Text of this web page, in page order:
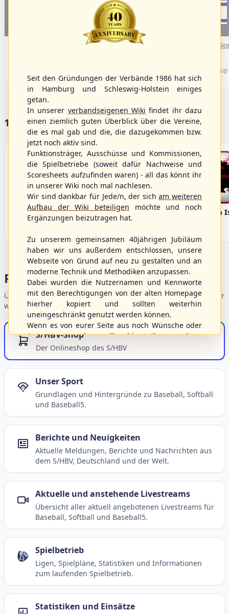
(F)
Box-Score
Germany
WBSC Europe
15:40 Uhr Box-
Championship B Pool 2026 - Group
Spain
17 Vereine im S/HBV
Bargenstedt
Beavers
Elmshorn Alligators Fehmarn
Portalbereiche
Übersicht der Verbandsbereiche – wählen Sie einen Einstieg für
weiterführende Informationen.
S/HBV-Shop
Der Onlineshop des S/HBV
Unser Sport
Grundlagen und Hintergründe zu Baseball, Softball
und Baseball5.
Berichte und Neuigkeiten
Aktuelle Meldungen, Berichte und Nachrichten aus
dem S/HBV, Deutschland und der Welt.
Aktuelle und anstehende Livestreams
Übersicht aller aktuell angebotenen Livestreams für
Baseball, Softball und Baseball5.
Spielbetrieb
Ligen, Spielpläne, Statistiken und Informationen
zum laufenden Spielbetrieb.
Statistiken und Einsätze
Seit den Gründungen der Verbände 1986 hat sich
in Hamburg und Schleswig-Holstein einiges
getan.
In unserer verbandseigenen Wiki findet ihr dazu
einen ziemlich guten Überblick über die Vereine,
die es mal gab und die, die dazugekommen bzw.
jetzt noch aktiv sind.
Funktionsträger, Ausschüsse und Kommissionen,
die Spielbetriebe (soweit dafür Nachweise und
Scoresheets aufzufinden waren) - all das könnt ihr
in unserer Wiki noch mal nachlesen.
Wir sind dankbar für Jede/n, der sicham weiteren
Aufbau der Wiki beteiligen möchte und noch
Ergänzungen beizutragen hat.
Zu unserem gemeinsamen 40jährigen Jubiläum
haben wir uns außerdem entschlossen, unsere
Webseite von Grund auf neu zu gestalten und an
moderne Technik und Methodiken anzupassen.
Dabei wurden die Nutzernamen und Kennworte
mit den Berechtigungen von der alten Homepage
hierher kopiert und sollten weiterhin
uneingeschränkt genutzt werden können.
Wenn es von eurer Seite aus noch Wünsche oder
Anregungen geben sollte, könnt ihr uns diese
gerne an die Verbandsadresse
schicken.